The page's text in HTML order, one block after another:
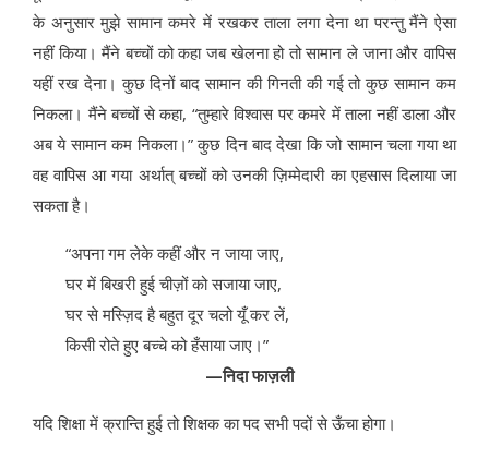
के अनुसार मुझे सामान कमरे में रखकर ताला लगा देना था परन्तु मैंने ऐसा
नहीं किया। मैंने बच्चों को कहा जब खेलना हो तो सामान ले जाना और वापिस
यहीं रख देना। कुछ दिनों बाद सामान की गिनती की गई तो कुछ सामान कम
निकला। मैंने बच्चों से कहा, “तुम्हारे विश्वास पर कमरे में ताला नहीं डाला और
अब ये सामान कम निकला।” कुछ दिन बाद देखा कि जो सामान चला गया था
वह वापिस आ गया अर्थात् बच्चों को उनकी ज़िम्मेदारी का एहसास दिलाया जा
सकता है।
“अपना गम लेके कहीं और न जाया जाए,
घर में बिखरी हुई चीज़ों को सजाया जाए,
घर से मस्ज़िद है बहुत दूर चलो यूँ कर लें,
किसी रोते हुए बच्चे को हँसाया जाए।”
—निदा फाज़ली
यदि शिक्षा में क्रान्ति हुई तो शिक्षक का पद सभी पदों से ऊँचा होगा।